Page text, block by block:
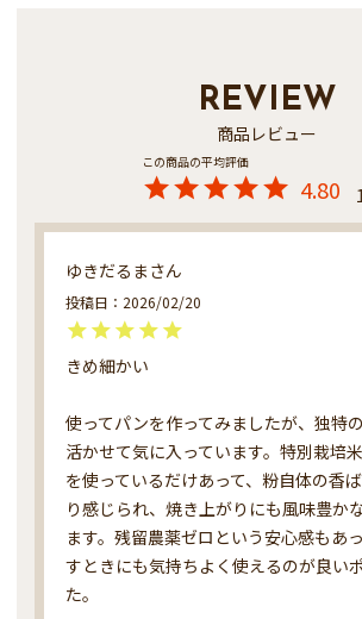
REVIEW
商品レビュー
4.80
ゆきだるま
投稿日 2026/02/20
きめ細かい
使ってパンを作ってみましたが、独特
活かせて気に入っています。特別栽培
を使っているだけあって、粉自体の香
り感じられ、焼き上がりにも風味豊か
ます。残留農薬ゼロという安心感もあ
すときにも気持ちよく使えるのが良い
た。